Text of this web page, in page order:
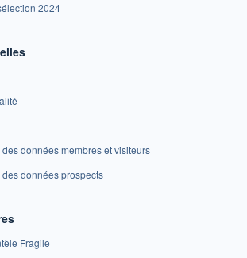
2024
données membres et visiteurs
données prospects
Fragile